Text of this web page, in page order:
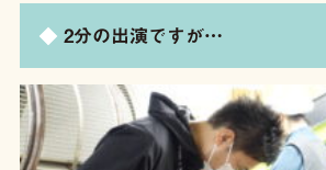
2分の出演ですが…